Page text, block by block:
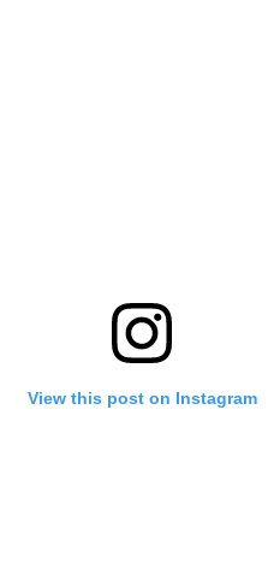
View this post on Instagram